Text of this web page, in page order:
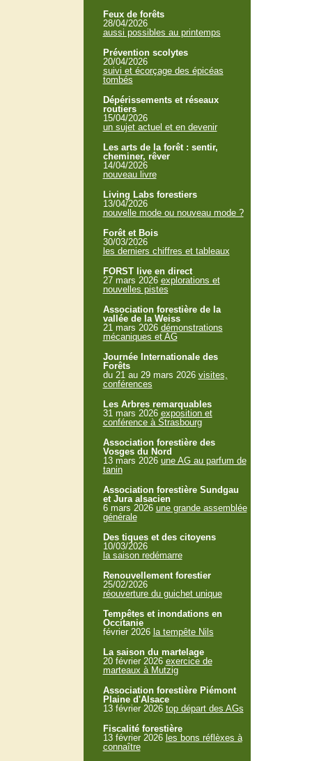
Feux de forêts
28/04/2026
aussi possibles au printemps
Prévention scolytes
20/04/2026
suivi et écorçage des épicéas
tombés
Dépérissements et réseaux
routiers
15/04/2026
un sujet actuel et en devenir
Les arts de la forêt : sentir,
cheminer, rêver
14/04/2026
nouveau livre
Living Labs forestiers
13/04/2026
nouvelle mode ou nouveau mode ?
Forêt et Bois
30/03/2026
les derniers chiffres et tableaux
FORST live en direct
27 mars 2026 explorations et
nouvelles pistes
Association forestière de la
vallée de la Weiss
21 mars 2026 démonstrations
mécaniques et AG
Journée Internationale des
Forêts
du 21 au 29 mars 2026 visites,
conférences
Les Arbres remarquables
31 mars 2026 exposition et
conférence à Strasbourg
Association forestière des
Vosges du Nord
13 mars 2026 une AG au parfum de
tanin
Association forestière Sundgau
et Jura alsacien
6 mars 2026 une grande assemblée
générale
Des tiques et des citoyens
10/03/2026
la saison redémarre
Renouvellement forestier
25/02/2026
réouverture du guichet unique
Tempêtes et inondations en
Occitanie
février 2026 la tempête Nils
La saison du martelage
20 février 2026 exercice de
marteaux à Mutzig
Association forestière Piémont
Plaine d'Alsace
13 février 2026 top départ des AGs
Fiscalité forestière
13 février 2026 les bons réflèxes à
connaître